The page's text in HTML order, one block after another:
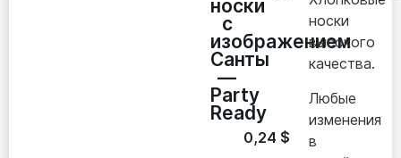
носки
с
изображением
Санты
—
Party
Ready
0,24 $
носки
высокого
качества.
Любые
изменения
в